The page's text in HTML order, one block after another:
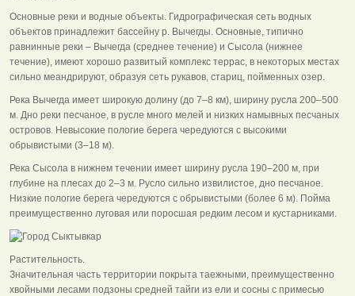
Основные реки и водные объекты. Гидрографическая сеть водных
объектов принадлежит бассейну р. Вычегды. Основные, типично
равнинные реки – Вычегда (среднее течение) и Сысола (нижнее
течение), имеют хорошо развитый комплекс террас, в некоторых местах
сильно меандрируют, образуя сеть рукавов, стариц, пойменных озер.
Река Вычегда имеет широкую долину (до 7–8 км), ширину русла 200–500
м. Дно реки песчаное, в русле много мелей и низких намывных песчаных
островов. Невысокие пологие берега чередуются с высокими
обрывистыми (3–18 м).
Река Сысола в нижнем течении имеет ширину русла 190–200 м, при
глубине на плесах до 2–3 м. Русло сильно извилистое, дно песчаное.
Низкие пологие берега чередуются с обрывистыми (более 6 м). Пойма
преимущественно луговая или поросшая редким лесом и кустарниками.
Растительность.
Значительная часть территории покрыта таежными, преимущественно
хвойными лесами подзоны средней тайги из ели и сосны с примесью